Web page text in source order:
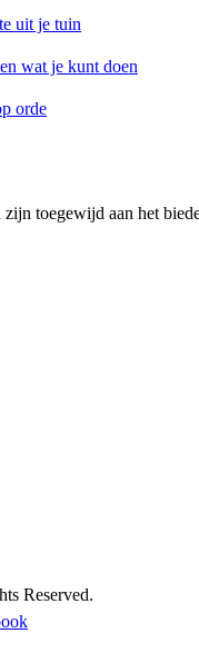
uit je tuin
wat je kunt doen
orde
toegewijd aan het
Reserved.